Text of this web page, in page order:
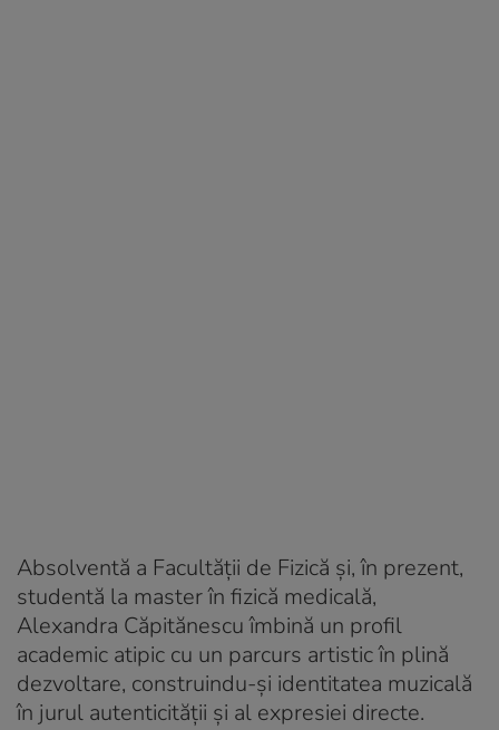
Absolventă a Facultății de Fizică și, în prezent,
studentă la master în fizică medicală,
Alexandra Căpitănescu îmbină un profil
academic atipic cu un parcurs artistic în plină
dezvoltare, construindu-și identitatea muzicală
în jurul autenticității și al expresiei directe.